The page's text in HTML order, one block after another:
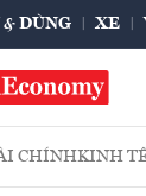
DÙNG XE
CHÍNHKINH